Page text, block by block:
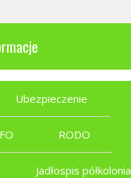
Ubezpieczenie
RODO
Jadłospis półkolonia